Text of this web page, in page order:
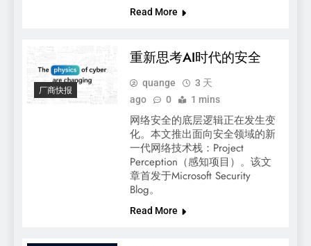
Read More
厂商快报
重新思考AI时代的安全
quange
3 天
ago
0 1 mins
网络安全的底层逻辑正在发生变
化。本文推出面向安全领域的新
一代网络技术栈：Project
Perception（感知项目）。该文
章首发于Microsoft Security
Blog。
Read More